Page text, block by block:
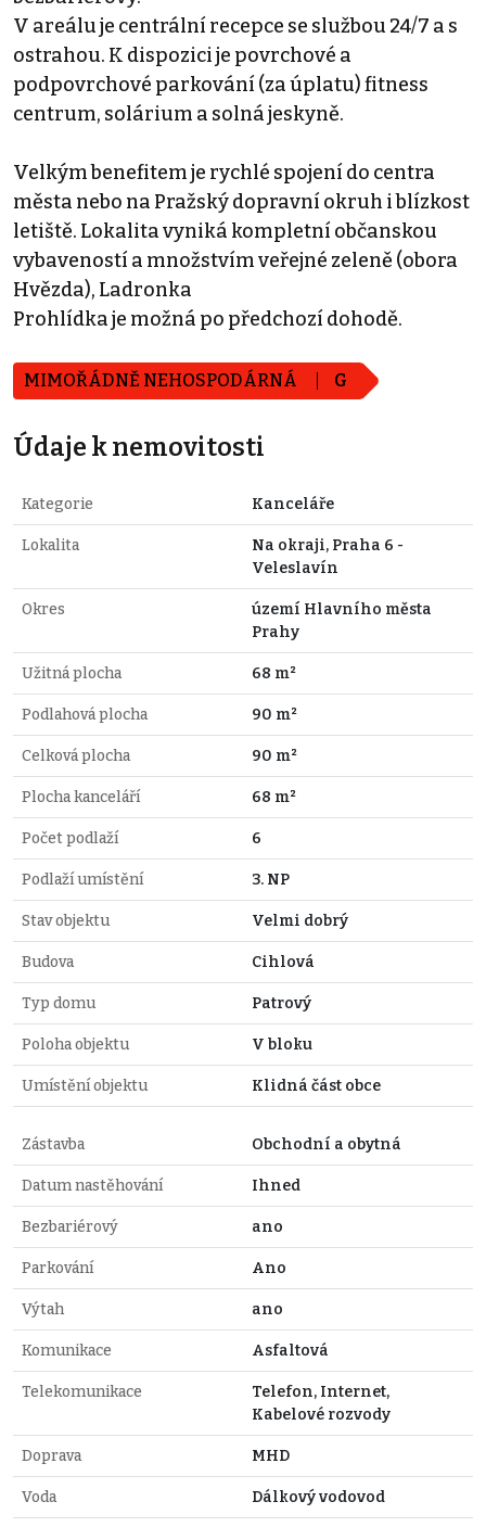
V areálu je centrální recepce se službou 24/7 a s
ostrahou. K dispozici je povrchové a
podpovrchové parkování (za úplatu) fitness
centrum, solárium a solná jeskyně.
Velkým benefitem je rychlé spojení do centra
města nebo na Pražský dopravní okruh i blízkost
letiště. Lokalita vyniká kompletní občanskou
vybaveností a množstvím veřejné zeleně (obora
Hvězda), Ladronka
Prohlídka je možná po předchozí dohodě.
MIMOŘÁDNĚ NEHOSPODÁRNÁ G
Údaje k nemovitosti
Kategorie Kanceláře
Lokalita
Na okraji, Praha 6 -
Veleslavín
Okres
území Hlavního města
Prahy
Užitná plocha 68 m²
Podlahová plocha 90 m²
Celková plocha 90 m²
Plocha kanceláří 68 m²
Počet podlaží 6
Podlaží umístění 3. NP
Stav objektu Velmi dobrý
Budova Cihlová
Typ domu Patrový
Poloha objektu V bloku
Umístění objektu Klidná část obce
Zástavba Obchodní a obytná
Datum nastěhování Ihned
Bezbariérový ano
Parkování Ano
Výtah ano
Komunikace Asfaltová
Telekomunikace
Telefon, Internet,
Kabelové rozvody
Doprava MHD
Voda Dálkový vodovod